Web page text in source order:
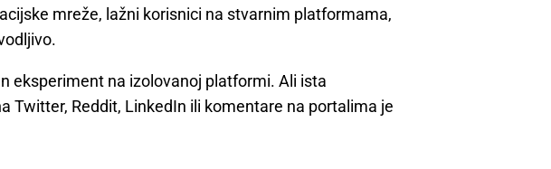
mreže, lažni korisnici na stvarnim platformama,
eksperiment na izolovanoj platformi. Ali ista
Twitter, Reddit, LinkedIn ili komentare na portalima je